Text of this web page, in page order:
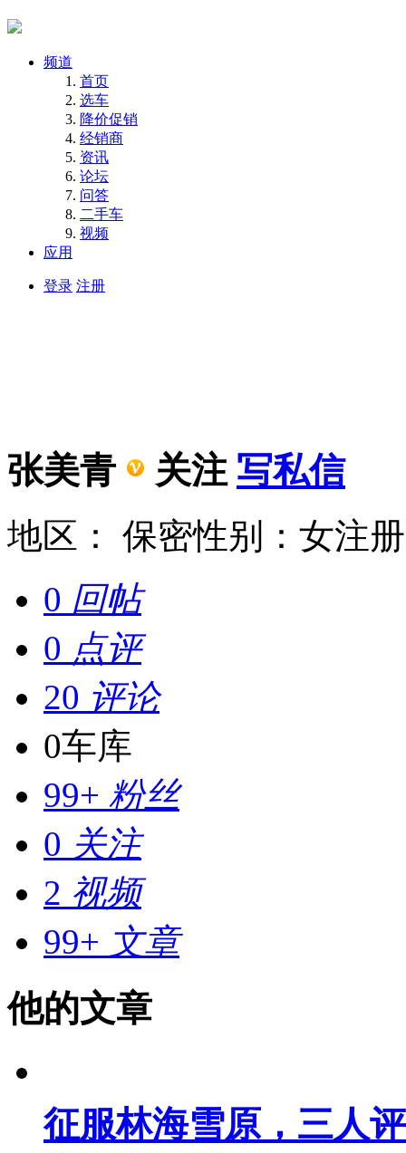
频道
首页
选车
降价促销
经销商
资讯
论坛
问答
二手车
视频
应用
登录 注册
张美青 关注 写私信
地区： 保密性别：女注
0 回帖
0 点评
20 评论
0车库
99+ 粉丝
0 关注
2 视频
99+ 文章
他的文章
征服林海雪原，三人